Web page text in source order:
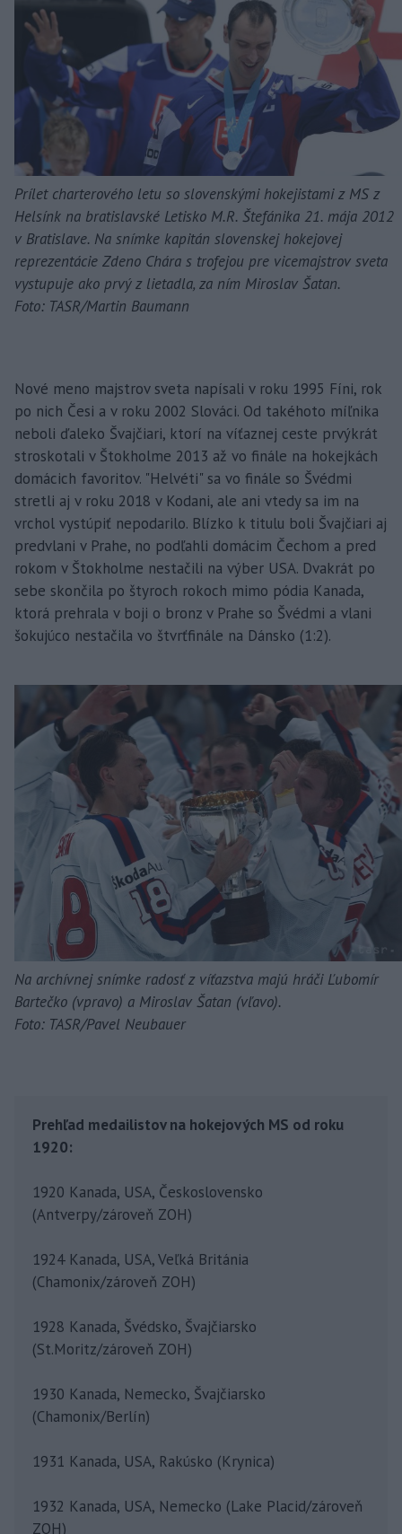
Prílet charterového letu so slovenskými hokejistami z MS z
Helsínk na bratislavské Letisko M.R. Štefánika 21. mája 2012
v Bratislave. Na snímke kapitán slovenskej hokejovej
reprezentácie Zdeno Chára s trofejou pre vicemajstrov sveta
vystupuje ako prvý z lietadla, za ním Miroslav Šatan.
Foto: TASR/Martin Baumann
Nové meno majstrov sveta napísali v roku 1995 Fíni, rok
po nich Česi a v roku 2002 Slováci. Od takéhoto míľnika
neboli ďaleko Švajčiari, ktorí na víťaznej ceste prvýkrát
stroskotali v Štokholme 2013 až vo finále na hokejkách
domácich favoritov. "Helvéti" sa vo finále so Švédmi
stretli aj v roku 2018 v Kodani, ale ani vtedy sa im na
vrchol vystúpiť nepodarilo. Blízko k titulu boli Švajčiari aj
predvlani v Prahe, no podľahli domácim Čechom a pred
rokom v Štokholme nestačili na výber USA. Dvakrát po
sebe skončila po štyroch rokoch mimo pódia Kanada,
ktorá prehrala v boji o bronz v Prahe so Švédmi a vlani
šokujúco nestačila vo štvrťfinále na Dánsko (1:2).
Na archívnej snímke radosť z víťazstva majú hráči Ľubomír
Bartečko (vpravo) a Miroslav Šatan (vľavo).
Foto: TASR/Pavel Neubauer
Prehľad medailistov na hokejových MS od roku
1920:
1920 Kanada, USA, Československo
(Antverpy/zároveň ZOH)
1924 Kanada, USA, Veľká Británia
(Chamonix/zároveň ZOH)
1928 Kanada, Švédsko, Švajčiarsko
(St.Moritz/zároveň ZOH)
1930 Kanada, Nemecko, Švajčiarsko
(Chamonix/Berlín)
1931 Kanada, USA, Rakúsko (Krynica)
1932 Kanada, USA, Nemecko (Lake Placid/zároveň
ZOH)